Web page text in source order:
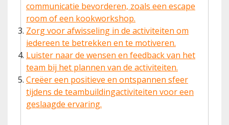
communicatie bevorderen, zoals een escape
room of een kookworkshop.
Zorg voor afwisseling in de activiteiten om
iedereen te betrekken en te motiveren.
Luister naar de wensen en feedback van het
team bij het plannen van de activiteiten.
Creëer een positieve en ontspannen sfeer
tijdens de teambuildingactiviteiten voor een
geslaagde ervaring.